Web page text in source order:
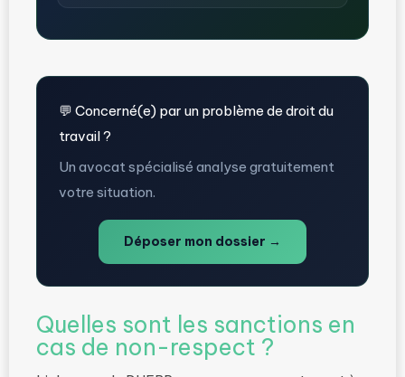
💬 Concerné(e) par un problème de droit du
travail ?
Un avocat spécialisé analyse gratuitement
votre situation.
Déposer mon dossier →
Quelles sont les sanctions en
cas de non-respect ?